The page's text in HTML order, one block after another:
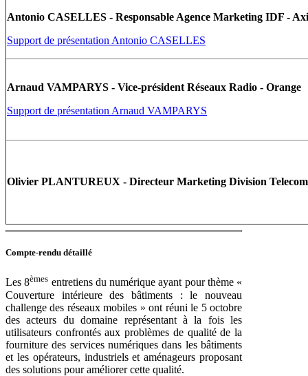
Antonio CASELLES - Responsable Agence Marketing IDF -
Support de présentation Antonio CASELLES
Arnaud VAMPARYS - Vice-président Réseaux Radio - Orange
Support de présentation Arnaud VAMPARYS
Olivier PLANTUREUX - Directeur Marketing Division
Compte-rendu détaillé
Les 8èmes entretiens du numérique ayant pour thème «
Couverture intérieure des bâtiments : le nouveau
challenge des réseaux mobiles » ont réuni le 5 octobre
des acteurs du domaine représentant à la fois les
utilisateurs confrontés aux problèmes de qualité de la
fourniture des services numériques dans les bâtiments
et les opérateurs, industriels et aménageurs proposant
des solutions pour améliorer cette qualité.